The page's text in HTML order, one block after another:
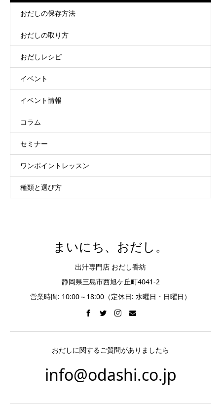
おだしの保存方法
おだしの取り方
おだしレシピ
イベント
イベント情報
コラム
セミナー
ワンポイントレッスン
種類と選び方
まいにち、おだし。
出汁専門店 おだし香紡
静岡県三島市西旭ケ丘町4041-2
営業時間: 10:00～18:00（定休日: 水曜日・日曜日）
おだしに関するご質問がありましたら
info@odashi.co.jp